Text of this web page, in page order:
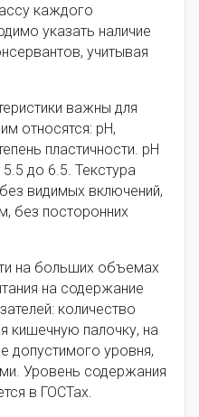
каждого
указать наличие
учитывая
важны для
относятся: pH,
пластичности. pH
до 6.5. Текстура
видимых включений,
без посторонних
на больших объемах
на содержание
количество
кишечную палочку, на
допустимого уровня,
Уровень содержания
в ГОСТах.